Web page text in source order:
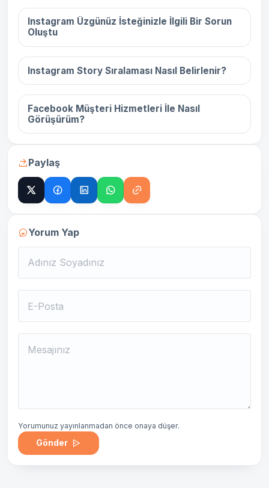
Instagram Üzgünüz İsteğinizle İlgili Bir Sorun
Oluştu
16 Aralık 2025
Instagram Story Sıralaması Nasıl Belirlenir?
16 Aralık 2025
Facebook Müşteri Hizmetleri İle Nasıl
Görüşürüm?
Paylaş
Yorum Yap
Yorumunuz yayınlanmadan önce onaya düşer.
Gönder